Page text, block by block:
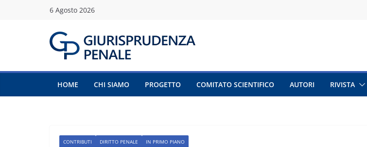
6 Agosto 2026
HOME CHI SIAMO PROGETTO COMITATO SCIENTIFICO AUTORI RIVISTA
CONTRIBUTI DIRITTO PENALE IN PRIMO PIANO